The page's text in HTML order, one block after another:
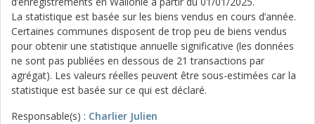
La statistique est basée sur les biens vendus en cours d’année.
Certaines communes disposent de trop peu de biens vendus
pour obtenir une statistique annuelle significative (les données
ne sont pas publiées en dessous de 21 transactions par
agrégat). Les valeurs réelles peuvent être sous-estimées car la
statistique est basée sur ce qui est déclaré.
Responsable(s) : Charlier Julien